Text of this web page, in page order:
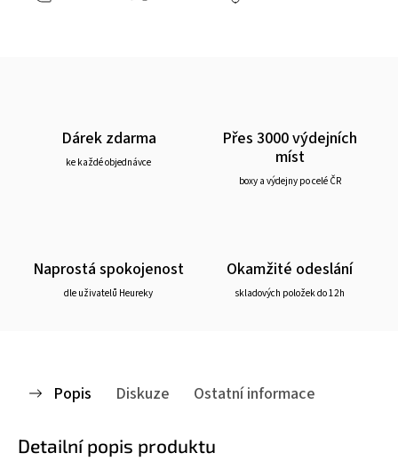
Dárek zdarma
ke každé objednávce
Přes 3000 výdejních
míst
boxy a výdejny po celé ČR
Naprostá spokojenost
dle uživatelů Heureky
Okamžité odeslání
skladových položek do 12h
Popis Diskuze Ostatní informace
Detailní popis produktu